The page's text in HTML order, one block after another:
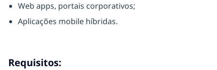
Web apps, portais corporativos;
Aplicações mobile híbridas.
Requisitos: